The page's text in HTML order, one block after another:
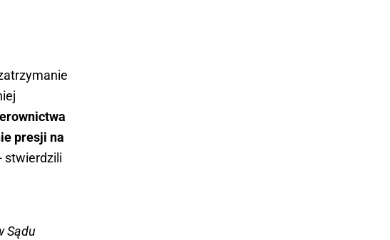
presji na
stwierdzili
Sądu